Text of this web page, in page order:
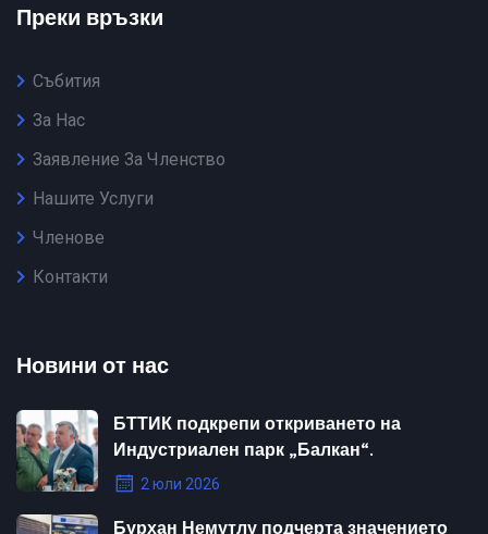
Преки връзки
Събития
За Нас
Заявление За Членство
Нашите Услуги
Членове
Контакти
Новини от нас
БТТИК подкрепи откриването на
Индустриален парк „Балкан“.
2 юли 2026
Бурхан Немутлу подчерта значението